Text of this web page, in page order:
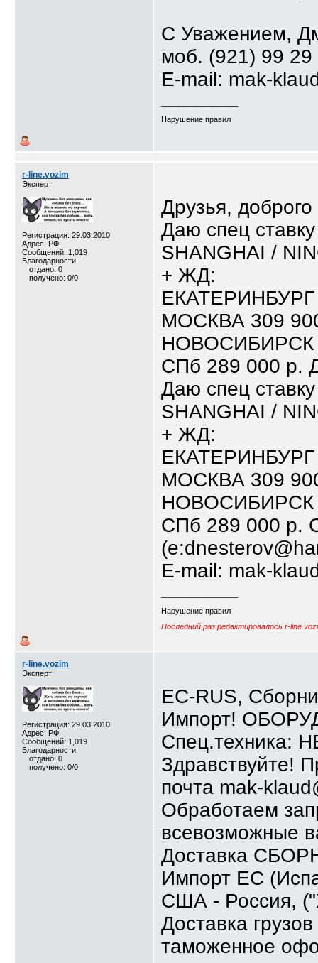
С Уважением,
моб. (921) 99 29
E-mail: mak-
Нарушение правил
r-line.vozim
Эксперт
Регистрация: 29.03.2010
Адрес: РФ
Сообщений: 1,019
Благодарности:
отдано: 0
получено: 0/0
Друзья,
Даю спец
SHANGHAI /
+ ЖД:
ЕКАТЕРИНБУРГ
МОСКВА 309
НОВОСИБИРСК
СПб 289 000 р.
Даю спец
SHANGHAI /
+ ЖД:
ЕКАТЕРИНБУРГ
МОСКВА 309
НОВОСИБИРСК
СПб 289 000 р.
E-mail: mak-
Нарушение правил
Последний раз редактировалось r-
r-line.vozim
Эксперт
Регистрация: 29.03.2010
Адрес: РФ
Сообщений: 1,019
Благодарности:
отдано: 0
получено: 0/0
ЕС-RUS,
Импорт!
Спец.техника:
Здравствуйте!
почта mak-
Обработаем
всевозможные
Доставка
Импорт ЕС
США - Россия,
Доставка
таможенное